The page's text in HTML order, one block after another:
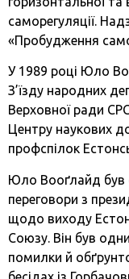
саморегуляції.
«Пробудження
У 1989 році Юло
З’їзду народних
Верховної ради
Центру наукових
профспілок
Юло Вооґлайд був
переговори з
щодо виходу
Союзу. Він був
помилки й